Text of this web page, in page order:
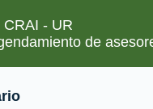
CRAI - UR
de